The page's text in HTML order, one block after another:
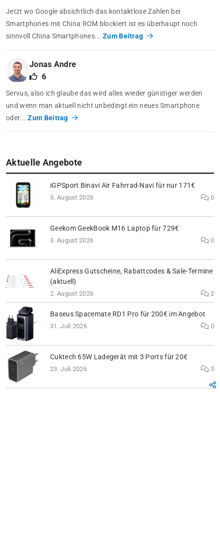
Jetzt wo Google absichtlich das kontaktlose Zahlen bei
Smartphones mit China ROM blockiert ist es überhaupt noch
sinnvoll China Smartphones...Zum Beitrag
Jonas Andre
6
Servus, also ich glaube das wird alles wieder günstiger werden
und wenn man aktuell nicht unbedingt ein neues Smartphone
oder...Zum Beitrag
Aktuelle Angebote
iGPSport Binavi Air Fahrrad-Navi für nur 171€
5. August 2026 0
Geekom GeekBook M16 Laptop für 729€
3. August 2026 0
AliExpress Gutscheine, Rabattcodes & Sale-Termine
(aktuell)
2. August 2026 2
Baseus Spacemate RD1 Pro für 200€ im Angebot
31. Juli 2026 0
Cuktech 65W Ladegerät mit 3 Ports für 20€
23. Juli 2026 3